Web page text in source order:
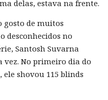
delas, estava na frente.
de muitos
desconhecidos no
Santosh Suvarna
No primeiro dia do
shovou 115 blinds